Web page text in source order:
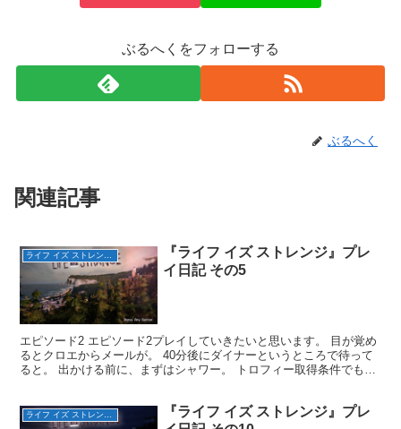
ぶるへくをフォローする
ぶるへく
関連記事
ライフ イズ ストレンジ（完）
『ライフ イズ ストレンジ』プレ
イ日記 その5
エピソード2 エピソード2プレイしていきたいと思います。 目が覚め
るとクロエからメールが。 40分後にダイナーというところで待って
ると。 出かける前に、まずはシャワー。 トロフィー取得条件でもあ
ライフ イズ ストレンジ（完）
『ライフ イズ ストレンジ』プレ